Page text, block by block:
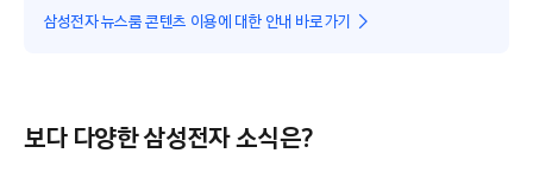
삼성전자 뉴스룸 콘텐츠 이용에 대한 안내 바로가기
보다 다양한 삼성전자 소식은?